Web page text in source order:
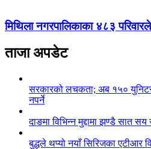
मिथिला नगरपालिकाका ४८३ परिवारले
ताजा अपडेट
सरकारको लचकता; अब १५०
नपर्ने
दाङमा विभिन्न मुद्दामा झण्डै सात
बुद्धले थप्यो नयाँ सिरिजका एटीआर